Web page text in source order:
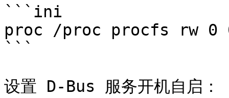
```ini
proc /proc procfs rw 0
```
设置 D-Bus 服务开机自启：